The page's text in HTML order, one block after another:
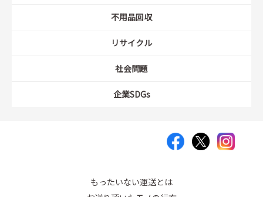
不用品回収
リサイクル
社会問題
企業SDGs
もったいない運送とは